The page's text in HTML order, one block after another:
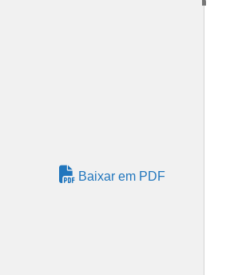
Baixar em PDF